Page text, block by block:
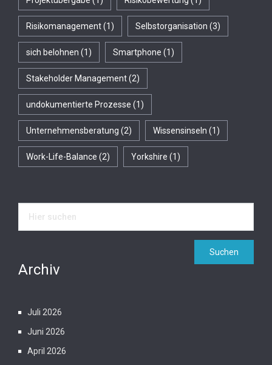
Risikomanagement(1) Selbstorganisation (3)
sich belohnen (1) Smartphone (1)
Stakeholder Management(2)
undokumentierte Prozesse (1)
Unternehmensberatung (2) Wissensinseln (1)
Work-Life-Balance (2) Yorkshire (1)
Archiv
Juli 2026
Juni 2026
April 2026